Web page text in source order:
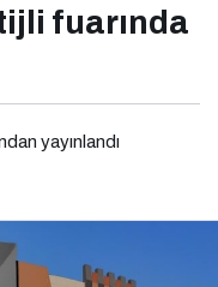
fuarında
yayınlandı